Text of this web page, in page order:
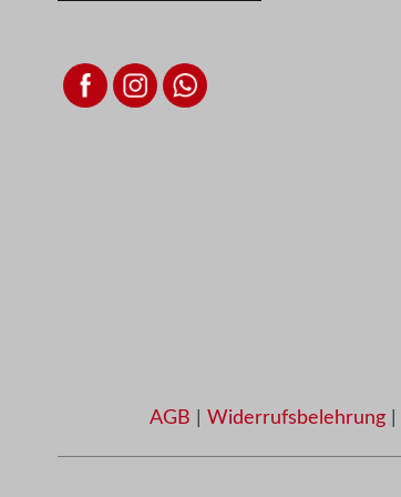
AGB Widerrufsbelehrung